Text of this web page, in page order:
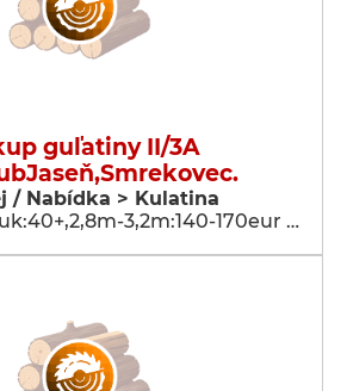
guľatiny II/3A
/ Nabídka > Kulatina
3,2m:140-170eur …